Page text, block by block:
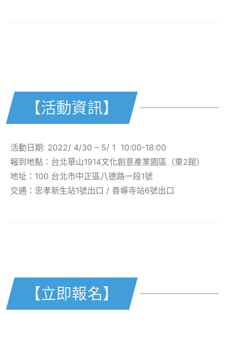
【活動資訊】
活動日期: 2022/ 4/30 – 5/ 1 10:00-18:00
報到地點：台北華山1914文化創意產業園區（東2館）
地址：100 台北市中正區八德路一段1號
交通： 忠孝新生站1號出口 / 善導寺站6號出口
【立即報名】